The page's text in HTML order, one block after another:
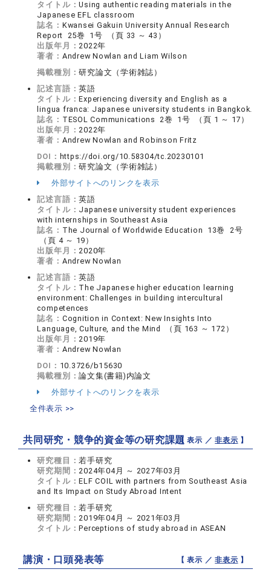
タイトル：Using authentic reading materials in the
Japanese EFL classroom
誌名： Kwansei Gakuin University Annual Research
Report 25巻 1号 （頁 33 ～ 43）
出版年月：2022年
著者： Andrew Nowlan and Liam Wilson
掲載種別：研究論文（学術雑誌）
記述言語：英語
タイトル：Experiencing diversity and English as a
lingua franca: Japanese university students in Bangkok.
誌名： TESOL Communications 2巻 1号 （頁 1 ～ 17）
出版年月：2022年
著者： Andrew Nowlan and Robinson Fritz
DOI： https://doi.org/10.58304/tc.20230101
掲載種別：研究論文（学術雑誌）
外部サイトへのリンクを表示
記述言語：英語
タイトル： Japanese university student experiences
with internships in Southeast Asia
誌名： The Journal of Worldwide Education 13巻 2号
（頁 4 ～ 19）
出版年月：2020年
著者： Andrew Nowlan
記述言語：英語
タイトル： The Japanese higher education learning
environment: Challenges in building intercultural
competences
誌名： Cognition in Context: New Insights Into
Language, Culture, and the Mind （頁 163 ～ 172）
出版年月：2019年
著者： Andrew Nowlan
DOI： 10.3726/b15630
掲載種別：論文集(書籍)内論文
外部サイトへのリンクを表示
全件表示 >>
共同研究・競争的資金等の研究課題【 表示 ／非表示 】
研究種目：若手研究
研究期間：2024年04月 ～ 2027年03月
タイトル：ELF COIL with partners from Southeast Asia
and Its Impact on Study Abroad Intent
研究種目：若手研究
研究期間：2019年04月 ～ 2021年03月
タイトル：Perceptions of study abroad in ASEAN
講演・口頭発表等 【 表示 ／非表示 】